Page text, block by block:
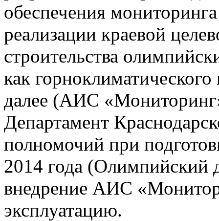
обеспечения
реализации краевой
строительства
как
далее (АИС
Департамент
полномочий при
2014 года (Олимпийский
внедрение АИС
эксплуатацию.